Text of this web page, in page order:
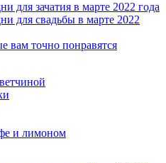
для зачатия в марте 2022 года
для свадьбы в марте 2022
вам точно понравятся
и лимоном